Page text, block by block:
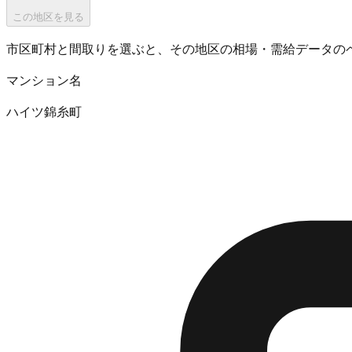
この地区を見る
市区町村と間取りを選ぶと、その地区の相場・需給データの
マンション名
ハイツ錦糸町